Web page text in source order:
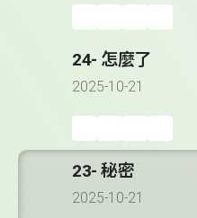
24- 怎麼了
2025-10-21
23- 秘密
2025-10-21